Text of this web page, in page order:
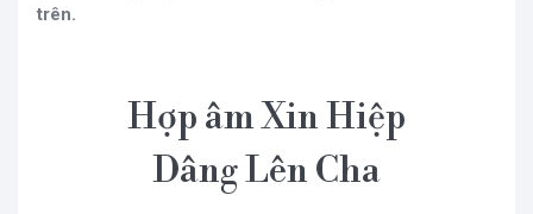
trên.
Hợp âm Xin Hiệp
Dâng Lên Cha